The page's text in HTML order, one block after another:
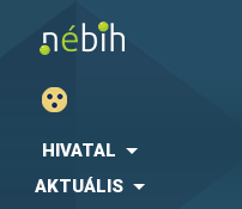
HIVATAL
AKTUÁLIS